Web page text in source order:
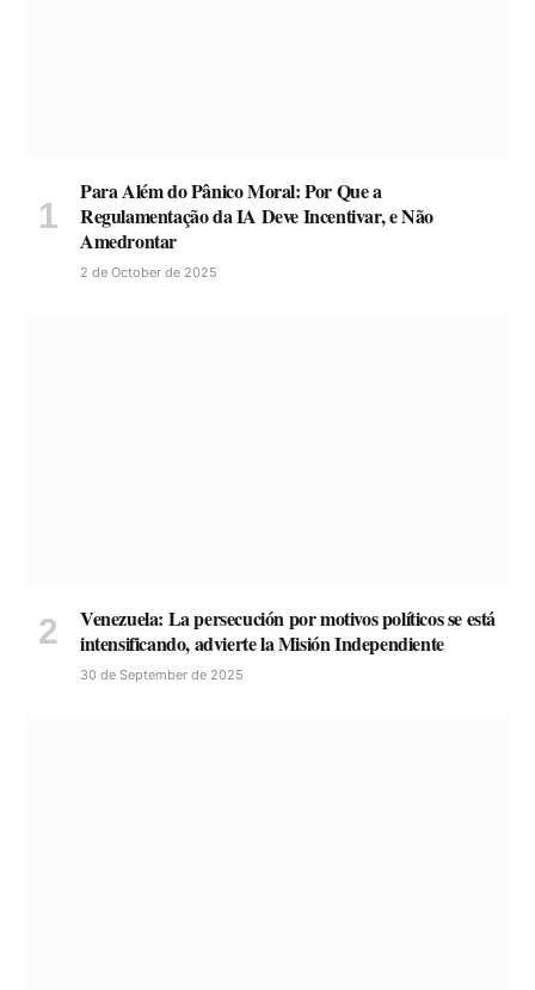
Para Além do Pânico Moral: Por Que a
Regulamentação da IA Deve Incentivar, e Não
Amedrontar
2 de October de 2025
Venezuela: La persecución por motivos políticos se está
intensificando, advierte la Misión Independiente
30 de September de 2025